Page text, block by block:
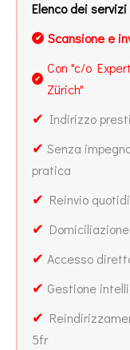
Elenco dei
✔ Scansione e
✔
Con "c/o
Zürich"
✔ Indirizzo
✔ Senza
pratica
✔ Reinvio
✔
✔ Accesso
✔ Gestione
✔
5fr